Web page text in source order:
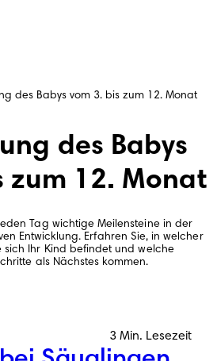
des Babys vom 3. bis zum 12. Monat
des Babys
zum 12. Monat
Tag wichtige Meilensteine in der
Entwicklung. Erfahren Sie, in welcher
sich Ihr Kind befindet und welche
als Nächstes kommen.
3 Min. Lesezeit